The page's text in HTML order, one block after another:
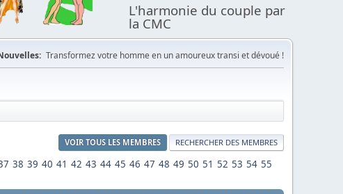
L'harmonie du couple par
la CMC
Transformez votre homme en un amoureux transi et dévoué !
VOIR TOUS LES MEMBRES RECHERCHER DES MEMBRES
38 39 40 41 42 43 44 45 46 47 48 49 50 51 52 53 54 55